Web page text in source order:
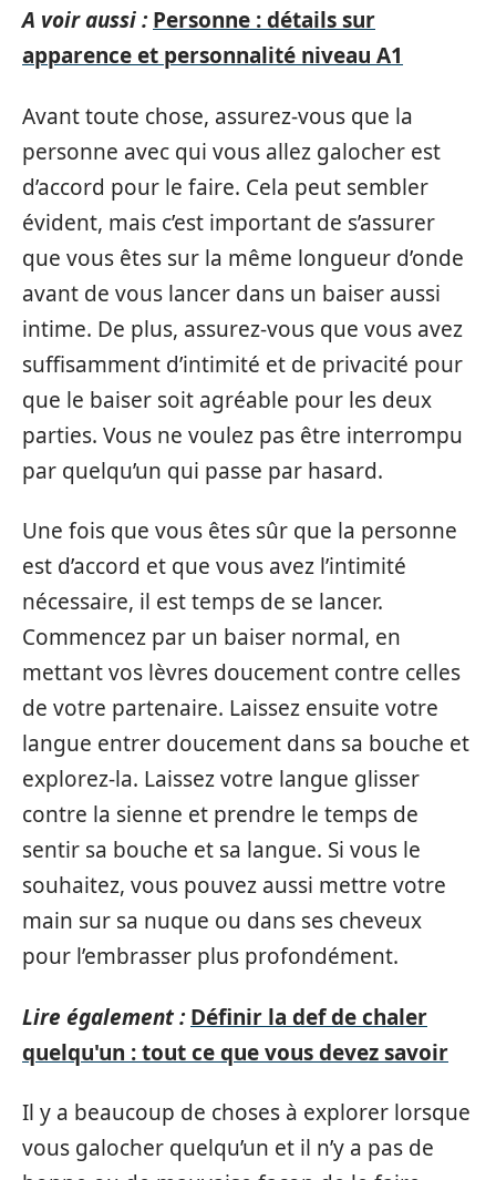
A voir aussi : Personne : détails sur
apparence et personnalité niveau A1
Avant toute chose, assurez-vous que la
personne avec qui vous allez galocher est
d’accord pour le faire. Cela peut sembler
évident, mais c’est important de s’assurer
que vous êtes sur la même longueur d’onde
avant de vous lancer dans un baiser aussi
intime. De plus, assurez-vous que vous avez
suffisamment d’intimité et de privacité pour
que le baiser soit agréable pour les deux
parties. Vous ne voulez pas être interrompu
par quelqu’un qui passe par hasard.
Une fois que vous êtes sûr que la personne
est d’accord et que vous avez l’intimité
nécessaire, il est temps de se lancer.
Commencez par un baiser normal, en
mettant vos lèvres doucement contre celles
de votre partenaire. Laissez ensuite votre
langue entrer doucement dans sa bouche et
explorez-la. Laissez votre langue glisser
contre la sienne et prendre le temps de
sentir sa bouche et sa langue. Si vous le
souhaitez, vous pouvez aussi mettre votre
main sur sa nuque ou dans ses cheveux
pour l’embrasser plus profondément.
Lire également : Définir la def de chaler
quelqu'un : tout ce que vous devez savoir
Il y a beaucoup de choses à explorer lorsque
vous galocher quelqu’un et il n’y a pas de